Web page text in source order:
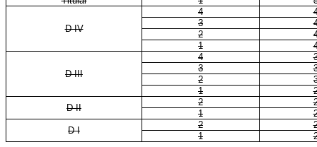
D IV
4
3
2
1
D III
4
3
2
1
D II
2
1
D I
2
1